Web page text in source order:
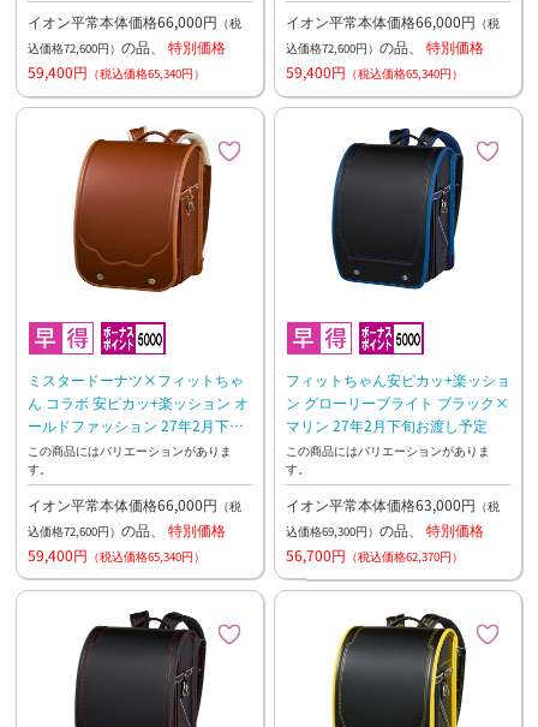
イオン平常本体価格66,000円 （税
込価格72,600円） の品、 特別価格
59,400円 （税込価格65,340円）
イオン平常本体価格66,000円 （税
込価格72,600円） の品、 特別価格
59,400円 （税込価格65,340円）
ミスタードーナツ×フィットちゃ
ん コラボ 安ピカッ+楽ッション オ
ールドファッション 27年2月下旬
お渡し予定
この商品にはバリエーションがありま
す。
イオン平常本体価格66,000円 （税
込価格72,600円） の品、 特別価格
59,400円 （税込価格65,340円）
フィットちゃん安ピカッ+楽ッショ
ン グローリーブライト ブラック×
マリン 27年2月下旬お渡し予定
この商品にはバリエーションがありま
す。
イオン平常本体価格63,000円 （税
込価格69,300円） の品、 特別価格
56,700円 （税込価格62,370円）